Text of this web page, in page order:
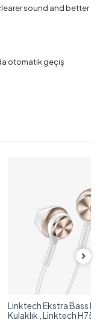
sound and better
otomatik geçiş
Linktech Ekstra Bass
Kulaklık , Linktech